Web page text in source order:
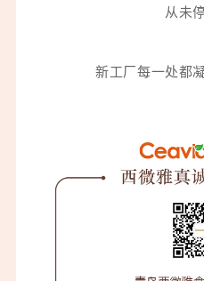
从未
新工厂每一处都